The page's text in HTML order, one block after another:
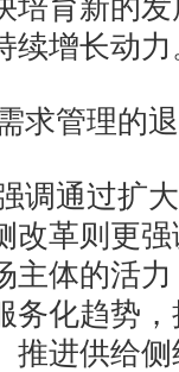
培育新的
续增长动力
求管理的
调通过扩
改革则更
主体的活
务化趋势
推进供给